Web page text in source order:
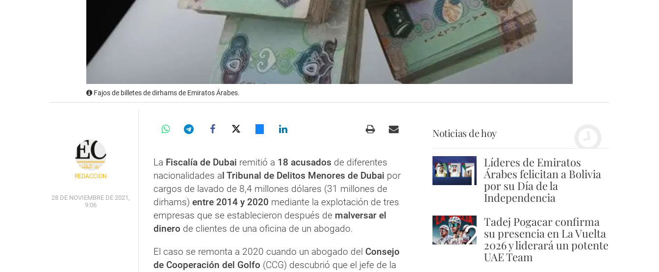
Fajos de billetes de dirhams de Emiratos Árabes.
REDACCIÓN
28 DE NOVIEMBRE DE 2021,
9:06
La Fiscalía de Dubai remitió a 18 acusados ​​de diferentes
nacionalidades al Tribunal de Delitos Menores de Dubai por
cargos de lavado de 8,4 millones dólares (31 millones de
dirhams) entre 2014 y 2020 mediante la explotación de tres
empresas que se establecieron después de malversar el
dinero de clientes de una oficina de un abogado.
El caso se remonta a 2020 cuando un abogado del Consejo
de Cooperación del Golfo (CCG) descubrió que el jefe de la
Noticias de hoy
1 Líderes de Emiratos
Árabes felicitan a Bolivia
por su Día de la
Independencia
2 Tadej Pogacar confirma
su presencia en La Vuelta
2026 y liderará un potente
UAE Team